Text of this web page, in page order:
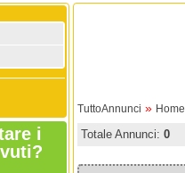
i
TuttoAnnunci » Home
Totale Annunci: 0